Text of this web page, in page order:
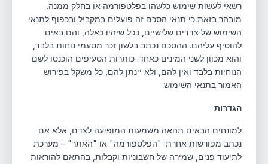
רשאי לעשות שימוש כלשהו בפלטפורמה או בחלק ממנה.
מובהר בזאת כי תנאי הסכם זה פועלים במקביל ובכפוף לתנאי
השימוש של צדדים שלישיים, ככל שיהיו כאלה, והם באים
להוסיף עליהם. ההסכם נכתב בלשון זכר מטעמי נוחות בלבד,
והוא מכוון לשני המינים כאחד. כותרות הסעיפים הוכנסו לשם
הנוחיות בלבד ואין להם, ולא יינתן להם, כל משקל בפירוש
האמור בתנאי השימוש.
הגדרות
למונחים הבאים תהאה משמעות המופיעה לצדם, אלא אם
נכתב מפורשות אחרת: "הפלטפורמה" או "האתר" – מערכת
לתיעוד פנים, שמירה של חשבוניות וקבלות, בהתאם להוראות